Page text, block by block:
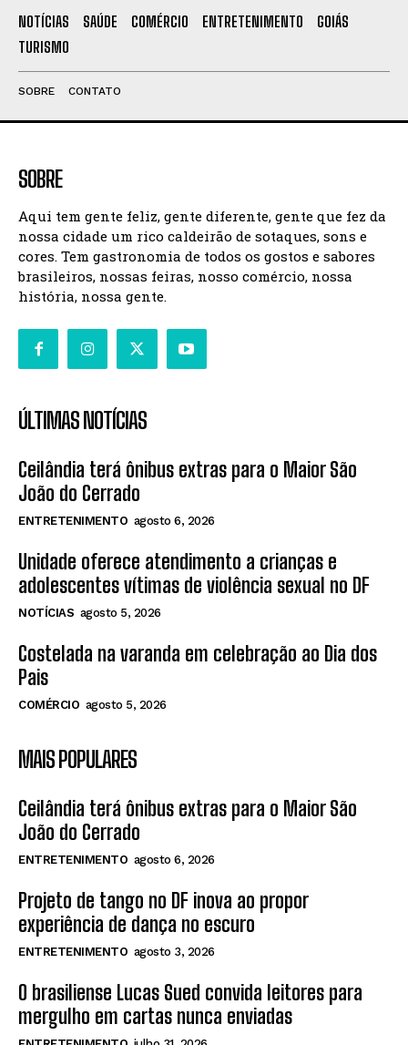
NOTÍCIAS SAÚDE COMÉRCIO ENTRETENIMENTO
GOIÁS
TURISMO
SOBRE CONTATO
SOBRE
Aqui tem gente feliz, gente diferente, gente que fez da
nossa cidade um rico caldeirão de sotaques, sons e
cores. Tem gastronomia de todos os gostos e sabores
brasileiros, nossas feiras, nosso comércio, nossa
história, nossa gente.
ÚLTIMAS NOTÍCIAS
Ceilândia terá ônibus extras para o Maior São
João do Cerrado
ENTRETENIMENTO agosto 6, 2026
Unidade oferece atendimento a crianças e
adolescentes vítimas de violência sexual no DF
NOTÍCIAS agosto 5, 2026
Costelada na varanda em celebração ao Dia dos
Pais
COMÉRCIO agosto 5, 2026
MAIS POPULARES
Ceilândia terá ônibus extras para o Maior São
João do Cerrado
ENTRETENIMENTO agosto 6, 2026
Projeto de tango no DF inova ao propor
experiência de dança no escuro
ENTRETENIMENTO agosto 3, 2026
O brasiliense Lucas Sued convida leitores para
mergulho em cartas nunca enviadas